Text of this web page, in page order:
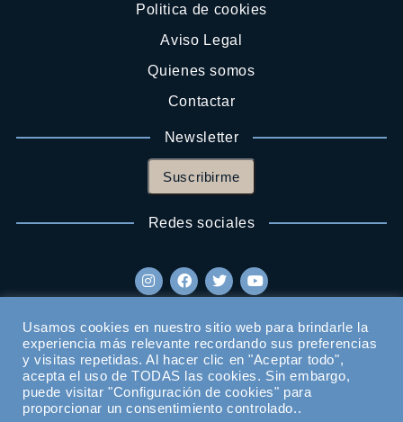
Politica de cookies
Aviso Legal
Quienes somos
Contactar
Newsletter
Suscribirme
Redes sociales
Usamos cookies en nuestro sitio web para brindarle la
experiencia más relevante recordando sus preferencias
y visitas repetidas. Al hacer clic en "Aceptar todo",
acepta el uso de TODAS las cookies. Sin embargo,
puede visitar "Configuración de cookies" para
proporcionar un consentimiento controlado..